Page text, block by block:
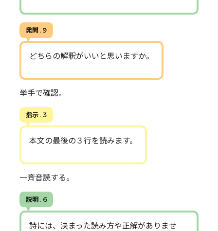
発問 . 9
どちらの解釈がいいと思いますか。
挙手で確認。
指示 . 3
本文の最後の３行を読みます。
一斉音読する。
説明 . 6
詩には、決まった読み方や正解がありませ